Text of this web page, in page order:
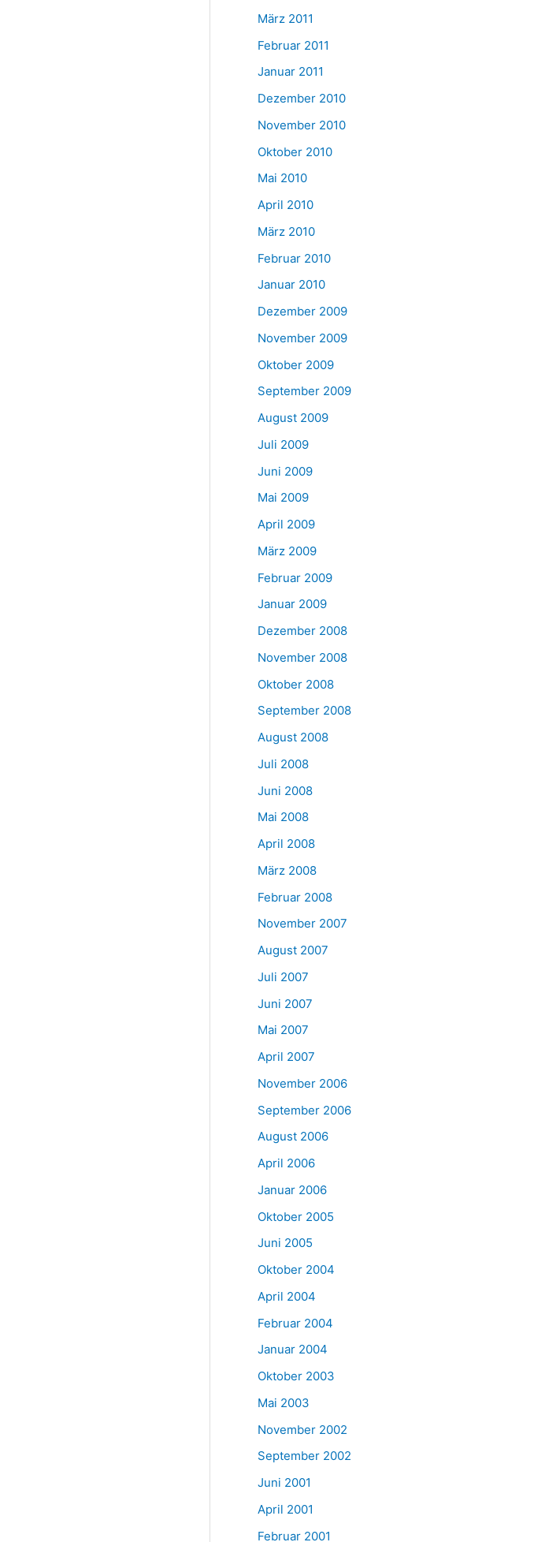
März 2011
Februar 2011
Januar 2011
Dezember 2010
November 2010
Oktober 2010
Mai 2010
April 2010
März 2010
Februar 2010
Januar 2010
Dezember 2009
November 2009
Oktober 2009
September 2009
August 2009
Juli 2009
Juni 2009
Mai 2009
April 2009
März 2009
Februar 2009
Januar 2009
Dezember 2008
November 2008
Oktober 2008
September 2008
August 2008
Juli 2008
Juni 2008
Mai 2008
April 2008
März 2008
Februar 2008
November 2007
August 2007
Juli 2007
Juni 2007
Mai 2007
April 2007
November 2006
September 2006
August 2006
April 2006
Januar 2006
Oktober 2005
Juni 2005
Oktober 2004
April 2004
Februar 2004
Januar 2004
Oktober 2003
Mai 2003
November 2002
September 2002
Juni 2001
April 2001
Februar 2001